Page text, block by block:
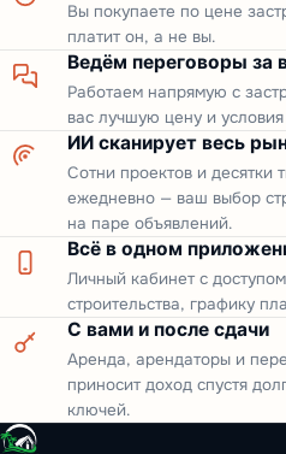
Вы покупаете по цене
платит он, а не вы.
Ведём переговоры за
Работаем напрямую с
вас лучшую цену и
ИИ сканирует весь
Сотни проектов и десятки
ежедневно — ваш выбор
на паре объявлений.
Всё в одном
Личный кабинет с
строительства, графику
С вами и после сдачи
Аренда, арендаторы и
приносит доход спустя
ключей.